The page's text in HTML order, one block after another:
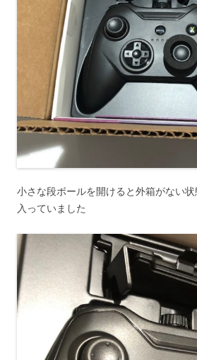
小さな段ボールを開けると外箱がない
入っていました